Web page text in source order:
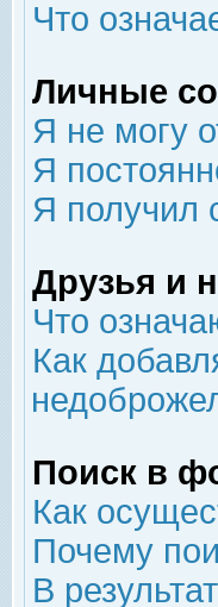
Что
Личные
Я не могу
Я
Я получил
Друзья и
Что
Как
Поиск в
Как
Почему
В